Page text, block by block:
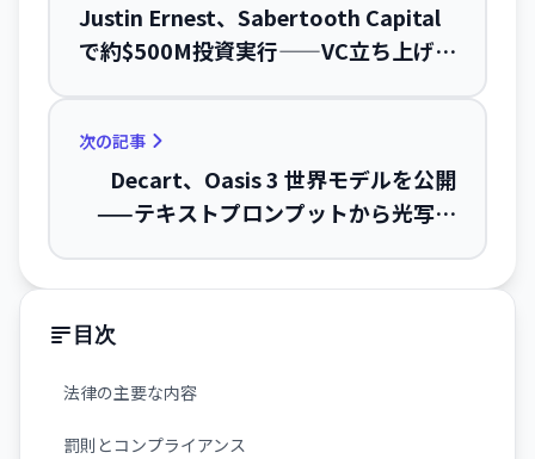
Justin Ernest、Sabertooth Capital
で約$500M投資実行——VC立ち上げを
次の記事
Decart、Oasis 3 世界モデルを公開
——テキストプロンプットから光写実
目次
法律の主要な内容
罰則とコンプライアンス